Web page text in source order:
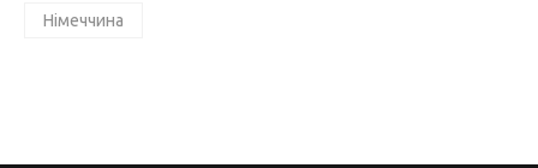
Німеччина